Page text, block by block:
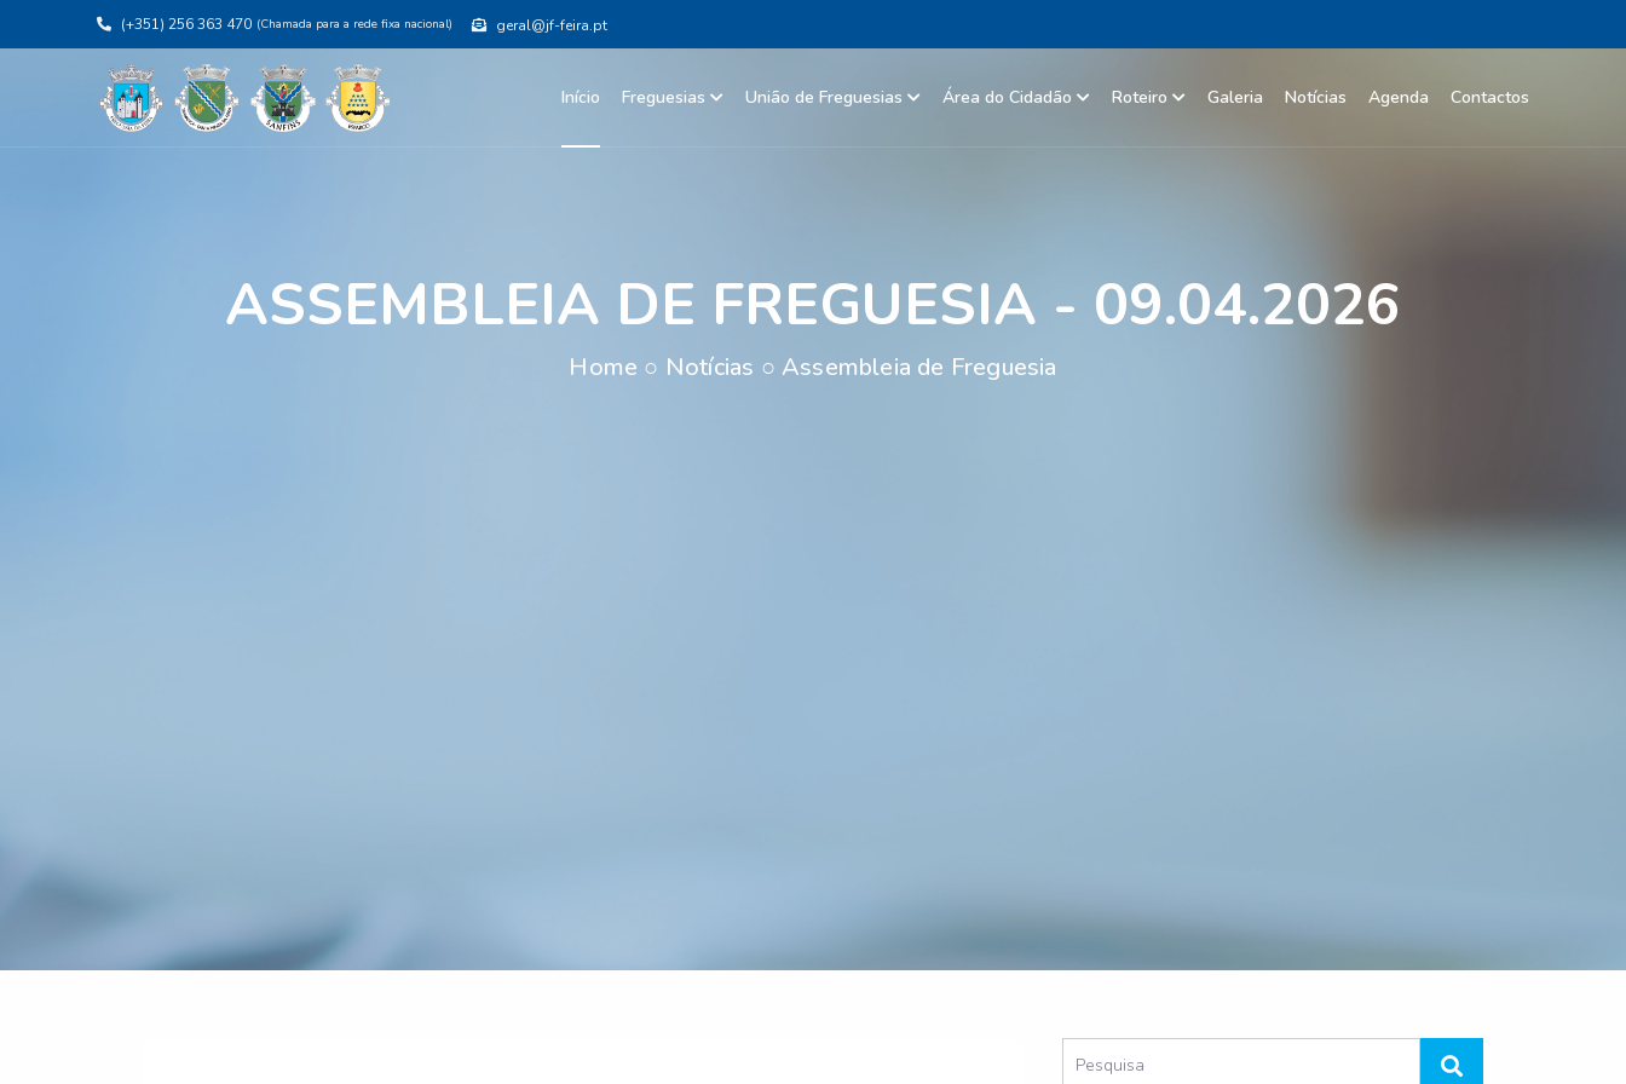
(+351) 256 363 470 (Chamada para a rede fixa nacional) geral@jf-feira.pt
Início Freguesias União de Freguesias Área do Cidadão Roteiro Galeria Notícias Agenda Contactos
ASSEMBLEIA DE FREGUESIA - 09.04.2026
Home ○ Notícias ○ Assembleia de Freguesia